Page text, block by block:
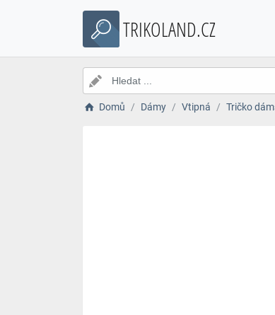
TRIKOLAND.CZ
Domů Dámy Vtipná Tričko